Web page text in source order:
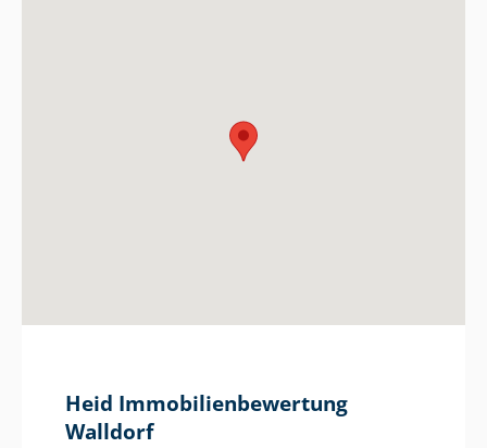
Heid Im­mo­bi­li­en­be­wer­tung
Walldorf